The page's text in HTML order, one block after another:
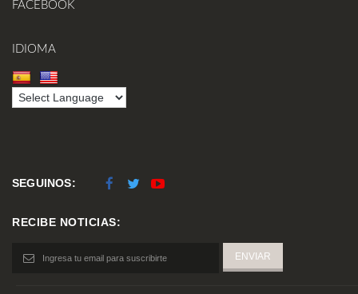
FACEBOOK
IDIOMA
SEGUINOS:
RECIBE NOTICIAS: